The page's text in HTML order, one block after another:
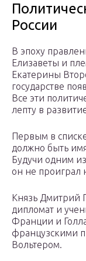
России
В эпоху
Елизаветы и
Екатерины
государстве
Все эти
лепту в
Первым в
должно быть
Будучи одним
он не проиграл
Князь Дмитрий
дипломат и
Франции и
французскими
Вольтером.